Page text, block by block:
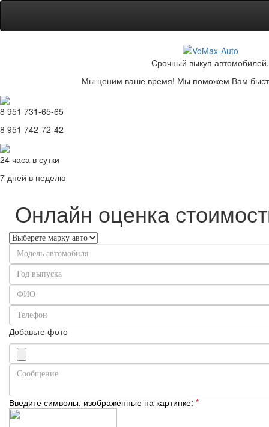
Срочный выкуп автомобилей.
Мы ценим ваше время! Мы поможем Вам
8 951 731-65-65
8 951 742-72-42
24 часа в сутки
7 дней в неделю
Онлайн оценка
Добавьте фото
Введите символы, изображённые на картинке: *